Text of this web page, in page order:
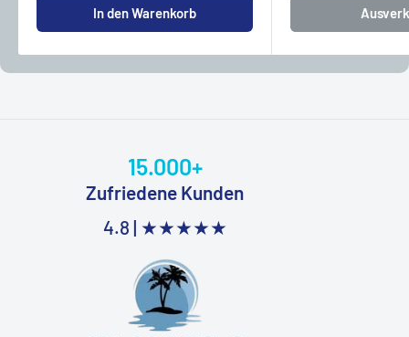
In den Warenkorb
15.000+
Zufriedene Kunden
4.8 | ★★★★★